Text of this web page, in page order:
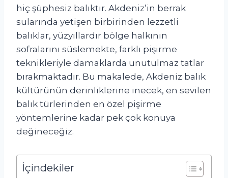
hiç şüphesiz balıktır. Akdeniz’in berrak
sularında yetişen birbirinden lezzetli
balıklar, yüzyıllardır bölge halkının
sofralarını süslemekte, farklı pişirme
teknikleriyle damaklarda unutulmaz tatlar
bırakmaktadır. Bu makalede, Akdeniz balık
kültürünün derinliklerine inecek, en sevilen
balık türlerinden en özel pişirme
yöntemlerine kadar pek çok konuya
değineceğiz.
İçindekiler